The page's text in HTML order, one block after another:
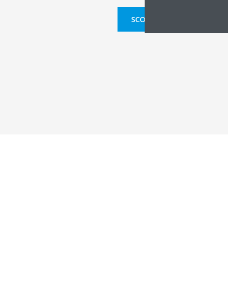
SCOPRI DI PIÙ